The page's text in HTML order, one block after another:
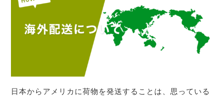
日本からアメリカに荷物を発送することは、思っている